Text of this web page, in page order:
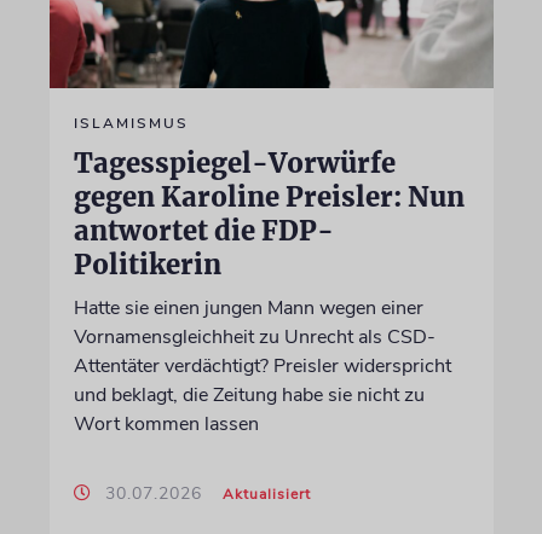
ISLAMISMUS
Tagesspiegel-Vorwürfe
gegen Karoline Preisler: Nun
antwortet die FDP-
Politikerin
Hatte sie einen jungen Mann wegen einer
Vornamensgleichheit zu Unrecht als CSD-
Attentäter verdächtigt? Preisler widerspricht
und beklagt, die Zeitung habe sie nicht zu
Wort kommen lassen
30.07.2026 Aktualisiert